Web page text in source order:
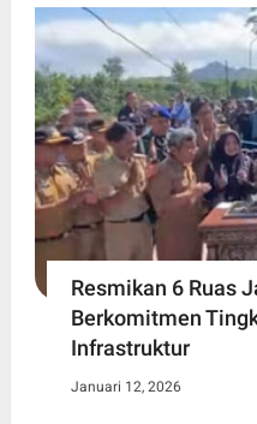
Resmikan 6 Ruas
Berkomitmen
Infrastruktur
Januari 12, 2026